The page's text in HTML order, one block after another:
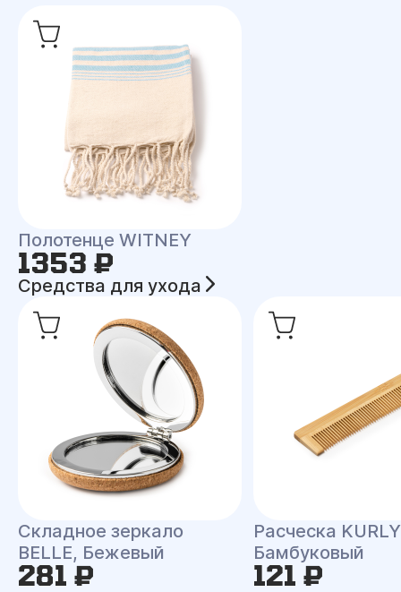
Полотенце WITNEY
1353 ₽
Средства для ухода
Складное зеркало
BELLE, Бежевый
281 ₽
Расческа
Бамбуковый
121 ₽